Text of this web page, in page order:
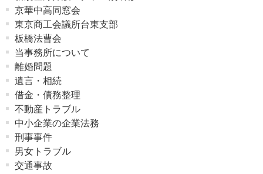
京華中高同窓会
東京商工会議所台東支部
板橋法曹会
当事務所について
離婚問題
遺言・相続
借金・債務整理
不動産トラブル
中小企業の企業法務
刑事事件
男女トラブル
交通事故